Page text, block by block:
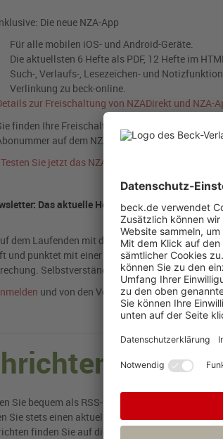
Die neue NZA-App
Für alle mobilen iOS- und Android-Geräte.
Die aktuellsten 6 Hefte als PDF, 12 Hefte im
Such-, Verlaufs-, Lesezeichen- und
Verlinkung zu beck-online.
zur Freischaltung von NZADirekt und NZA-
finden Ihre Freischaltnummer nicht mehr? E-Mail:
auf dem NZA-Adressaufkleber).
Testen Sie jetzt das NZA-Abo kostenlos
Das aktuelle Heft im Überblick per E-Mail
dem Laufenden mit dem kostenlosen NZA-
und punktet mit einer qualifizierten
Selbstverständlich vollverlinkt zubeck-
und von den Vorteilen profitieren!
&
Sie bequem als RSS-Feed abonnieren und so
Sie stets einen aktuellen Überblick darüber, was
finden Sie auf dieser Seite oder durch Klick